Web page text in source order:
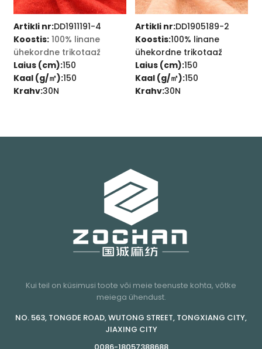
Artikli nr:DD1911191-4
Koostis: 100% linane
ühekordne trikotaaž
Laius (cm):150
Kaal (g/㎡):150
Krahv:30N
Artikli nr:DD1905189-2
Koostis:100% linane
ühekordne trikotaaž
Laius (cm):150
Kaal (g/㎡):150
Krahv:30N
Kui teil on küsimusi toote või meie teenuste kohta, võtke
meiega ühendust.
NO. 563, TONGDE ROAD, WUTONG STREET, TONGXIANG CITY,
JIAXING CITY
0086-18057388688